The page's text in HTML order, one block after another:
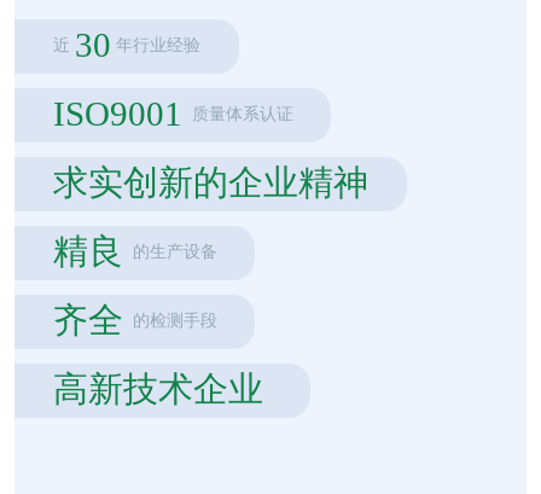
近 30 年行业经验
ISO9001 质量体系认证
求实创新的企业精神
精良
的生产设备
齐全 的检测手段
高新技术企业